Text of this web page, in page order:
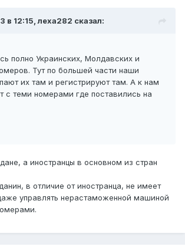
в 12:15, леха282 сказал:
полно Украинских, Молдавских и
Тут по большей части наши
их там и регистрируют там. А к нам
с теми номерами где поставились на
а иностранцы в основном из стран
в отличие от иностранца, не имеет
управлять нерастаможенной машиной